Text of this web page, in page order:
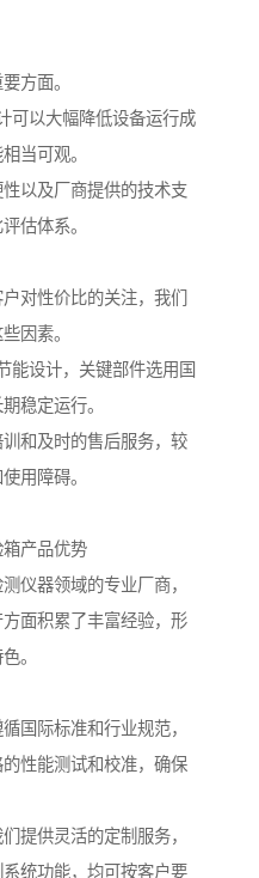
方面。
可以大幅降低设备运行成
当可观。
以及厂商提供的技术支
估体系。
对性价比的关注，我们
因素。
能设计，关键部件选用国
稳定运行。
和及时的售后服务，较
用障碍。
产品优势
仪器领域的专业厂商，
面积累了丰富经验，形
。
国际标准和行业规范，
性能测试和校准，确保
提供灵活的定制服务，
统功能，均可按客户要